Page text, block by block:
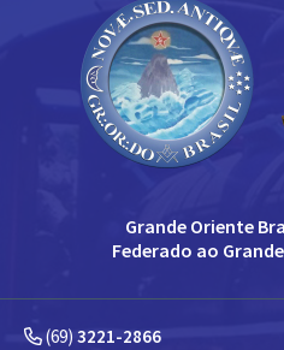
Grande Oriente
Federado ao
(69) 3221-2866